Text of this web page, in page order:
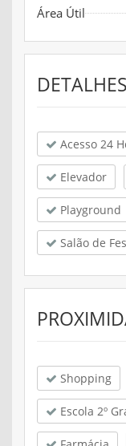
Área Útil
DETALHES
Acesso 24
Elevador
Playground
Salão de
Shopping
Escola 2º